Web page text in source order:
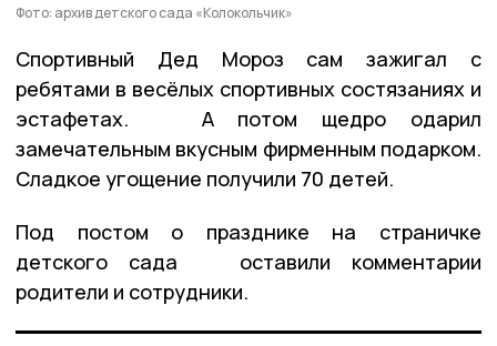
Фото: архив детского сада «Колокольчик»
Спортивный Дед Мороз сам зажигал с
ребятами в весёлых спортивных состязаниях и
эстафетах. А потом щедро одарил
замечательным вкусным фирменным подарком.
Сладкое угощение получили 70 детей.
Под постом о празднике на страничке
детского сада оставили комментарии
родители и сотрудники.